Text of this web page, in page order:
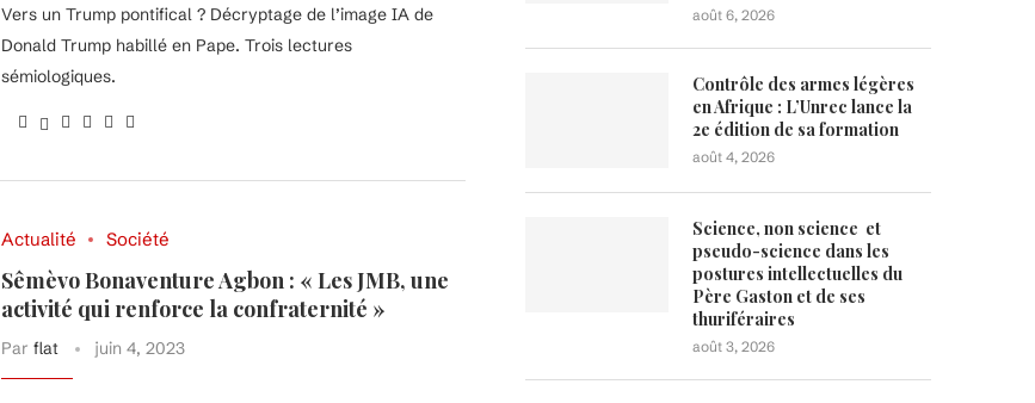
Vers un Trump pontifical ? Décryptage de l’image IA de
Donald Trump habillé en Pape. Trois lectures
sémiologiques.
Actualité Société
Sêmèvo Bonaventure Agbon : « Les JMB, une
activité qui renforce la confraternité »
Par flat juin 4, 2023
août 6, 2026
Contrôle des armes légères
en Afrique : L’Unrec lance la
2e édition de sa formation
août 4, 2026
Science, non science et
pseudo-science dans les
postures intellectuelles du
Père Gaston et de ses
thuriféraires
août 3, 2026